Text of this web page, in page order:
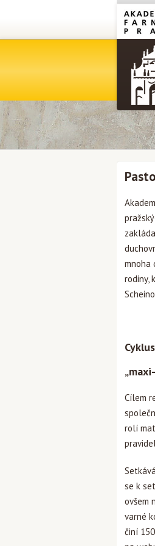
mnoha
rodiny,
Cílem
rolí
se k
ovšem
varné
činí